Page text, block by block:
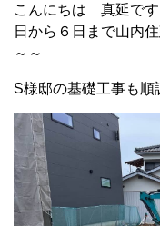
こんにちは 真延で
日から６日まで山内
～～
S様邸の基礎工事も順